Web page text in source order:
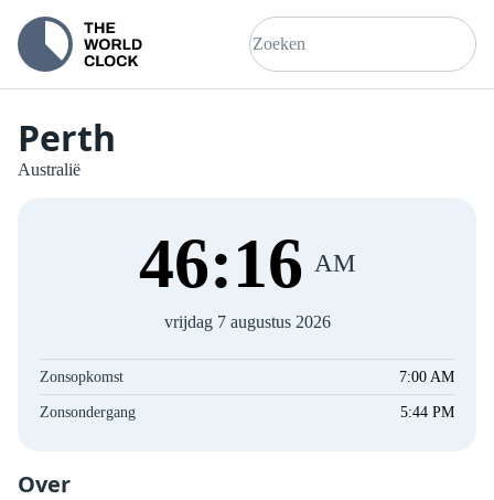
Perth
Australië
46:16 AM
vrijdag 7 augustus 2026
Zonsopkomst 7:00 AM
Zonsondergang 5:44 PM
Over